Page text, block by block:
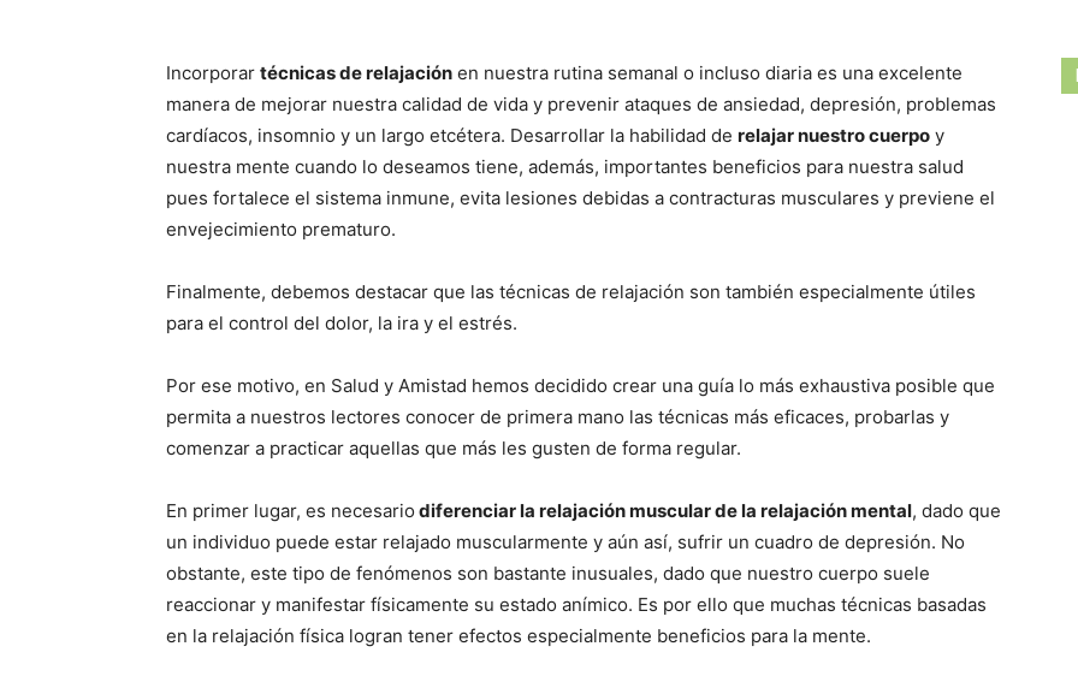
Incorporar técnicas de relajación en nuestra rutina semanal o incluso diaria es una excelente
manera de mejorar nuestra calidad de vida y prevenir ataques de ansiedad, depresión, problemas
cardíacos, insomnio y un largo etcétera. Desarrollar la habilidad de relajar nuestro cuerpo y
nuestra mente cuando lo deseamos tiene, además, importantes beneficios para nuestra salud
pues fortalece el sistema inmune, evita lesiones debidas a contracturas musculares y previene el
envejecimiento prematuro.
Finalmente, debemos destacar que las técnicas de relajación son también especialmente útiles
para el control del dolor, la ira y el estrés.
Por ese motivo, en Salud y Amistad hemos decidido crear una guía lo más exhaustiva posible que
permita a nuestros lectores conocer de primera mano las técnicas más eficaces, probarlas y
comenzar a practicar aquellas que más les gusten de forma regular.
En primer lugar, es necesario diferenciar la relajación muscular de la relajación mental, dado que
un individuo puede estar relajado muscularmente y aún así, sufrir un cuadro de depresión. No
obstante, este tipo de fenómenos son bastante inusuales, dado que nuestro cuerpo suele
reaccionar y manifestar físicamente su estado anímico. Es por ello que muchas técnicas basadas
en la relajación física logran tener efectos especialmente beneficios para la mente.